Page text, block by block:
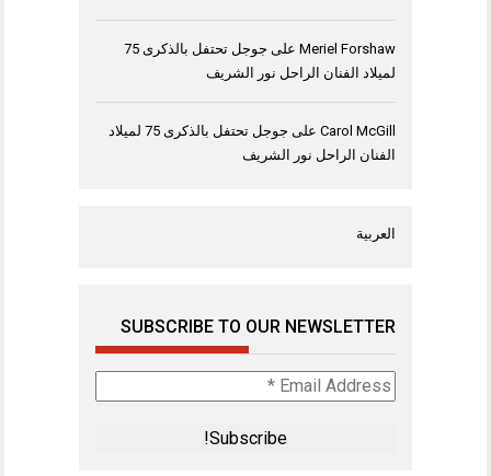
Meriel Forshaw على
جوجل تحتفل بالذكرى 75
لميلاد الفنان الراحل نور الشريف
Carol McGill على
جوجل تحتفل بالذكرى 75 لميلاد
الفنان الراحل نور الشريف
العربية
SUBSCRIBE TO OUR NEWSLETTER
Email
Address